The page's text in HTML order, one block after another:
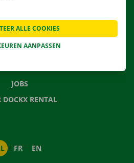
ONS
VRAGEN
JOBS
DOCKX RENTAL
FR EN
AANPASSEN
ALLE COOKIES